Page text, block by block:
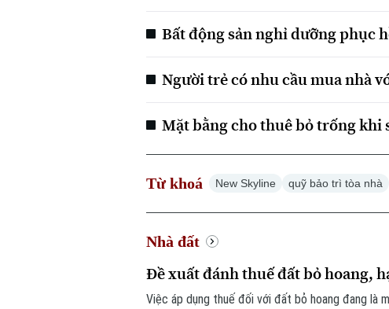
Bất động sản nghỉ dưỡng phục
Người trẻ có nhu cầu mua nhà
Mặt bằng cho thuê bỏ trống
Từ khoá New Skyline quỹ bảo trì tòa nhà
Nhà đất
Đề xuất đánh thuế đất bỏ hoang,
Việc áp dụng thuế đối với đất bỏ hoang đang là